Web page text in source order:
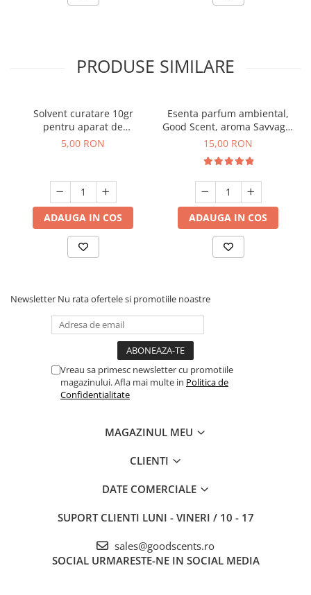
PRODUSE SIMILARE
Solvent curatare 10gr
pentru aparat de
parfumare prin nebulizare
5,00 RON
ADAUGA IN COS
Esenta parfum ambiental,
Good Scent, aroma Savvage,
10 g
15,00 RON
ADAUGA IN COS
Newsletter Nu rata ofertele si promotiile noastre
Vreau sa primesc newsletter cu promotiile
magazinului. Afla mai multe in Politica de
Confidentialitate
MAGAZINUL MEU
CLIENTI
DATE COMERCIALE
SUPORT CLIENTI LUNI - VINERI / 10 - 17
sales@goodscents.ro
SOCIAL URMARESTE-NE IN SOCIAL MEDIA